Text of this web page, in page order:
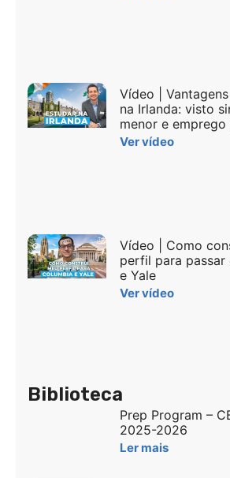
Vídeo |
na Irlanda: visto
menor e emprego
Ver vídeo
Vídeo | Como
perfil para passar
e Yale
Ver vídeo
Biblioteca
Prep Program –
2025-2026
Ler mais